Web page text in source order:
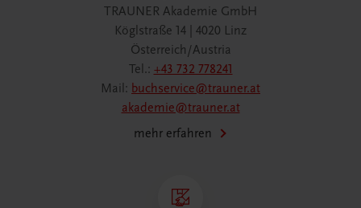
TRAUNER Akademie GmbH
Köglstraße 14 | 4020 Linz
Österreich/Austria
Tel.: +43 732 778241
Mail: buchservice@trauner.at
akademie@trauner.at
mehr erfahren